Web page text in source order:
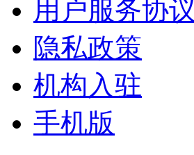
用户服务协议
隐私政策
机构入驻
手机版